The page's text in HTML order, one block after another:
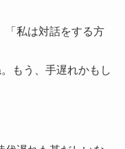
「私は対話をする方
もう、手遅れかもし